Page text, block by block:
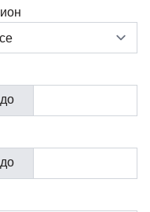
до
до